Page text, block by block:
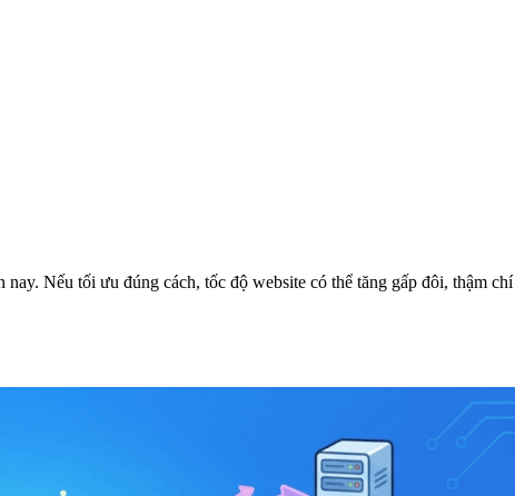
Nếu tối ưu đúng cách, tốc độ website có thể tăng gấp đôi, thậm